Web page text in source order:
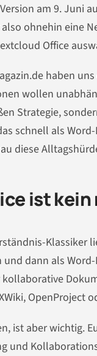
am 9. Juni
also ohnehin eine
Office
haben
wollen
Strategie,
schnell als
diese
ist kein
Klassiker
dann als
OpenProject
ist aber wichtig.
und